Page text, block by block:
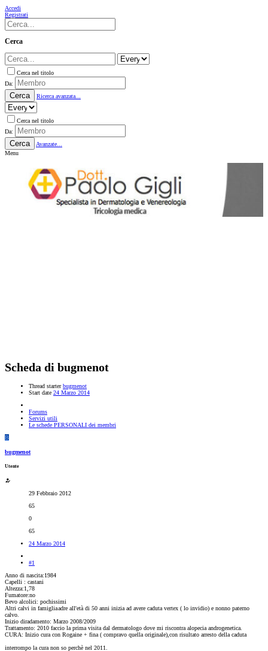
Accedi
Registrati
Cerca
Cerca nel titolo
Da:
Cerca Ricerca avanzata...
Cerca nel titolo
Da:
Cerca
Avanzate...
Menu
Scheda di bugmenot
Thread starter bugmenot
Start date 24 Marzo 2014
Forums
Servizi utili
Le schede PERSONALI dei membri
B
bugmenot
Utente
29 Febbraio 2012
65
0
65
24 Marzo 2014
#1
Anno di nascita:1984
Capelli : castani
Altezza:1,78
Fumatore:no
Bevo alcolici: pochissimi
Altri calvi in famigliaadre all'età di 50 anni inizia ad avere caduta vertex ( lo invidio) e nonno paterno
calvo.
Inizio diradamento: Marzo 2008/2009
Trattamento: 2010 faccio la prima visita dal dermatologo dove mi riscontra alopecia androgenetica.
CURA: Inizio cura con Rogaine + fina ( compravo quella originale),con risultato arresto della caduta
interrompo la cura non so perchè nel 2011.